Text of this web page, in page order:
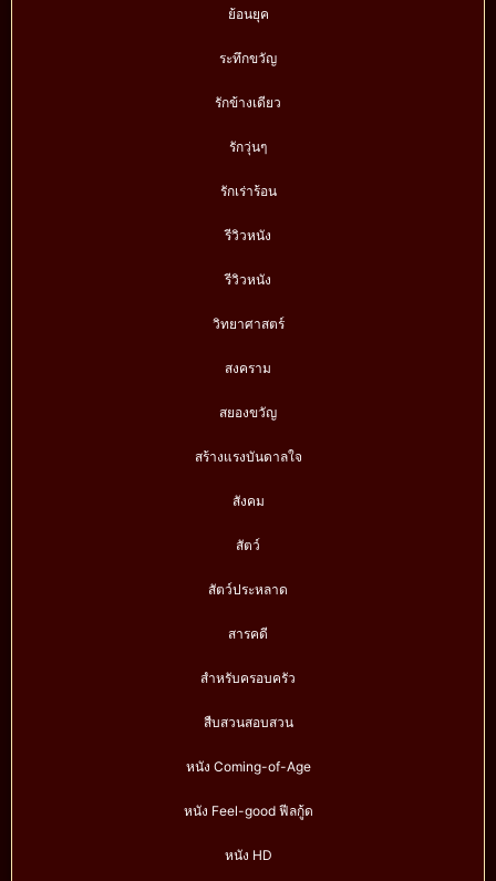
ย้อนยุค
ระทึกขวัญ
รักข้างเดียว
รักวุ่นๆ
รักเร่าร้อน
รีวิวหนัง
รีวิวหนัง
วิทยาศาสตร์
สงคราม
สยองขวัญ
สร้างแรงบันดาลใจ
สังคม
สัตว์
สัตว์ประหลาด
สารคดี
สำหรับครอบครัว
สืบสวนสอบสวน
หนัง Coming-of-Age
หนัง Feel-good ฟีลกู้ด
หนัง HD